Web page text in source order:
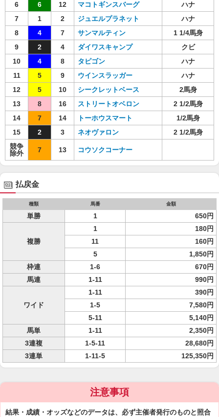
6
6 12 マコトギンスバーグ
ハナ
7
1 2 ジュエルプラネット
ハナ
8
4 7 サンマルティン
1 1/4馬身
9
2 4 ダイワスキャンプ
クビ
10
4 8 タピゴン
ハナ
11
5 9 ウインスラッガー
ハナ
12
5 10 シークレットベース
2馬身
13
8 16 ストリートオベロン
2 1/2馬身
14
7 14 トーホウスマート
1/2馬身
15
2 3 ネオヴァロン
2 1/2馬身
競争
除外
7 13 コウソクコーナー
払戻金
種類 馬番 金額
単勝 1 650円
複勝
1
180円
11
160円
5
1,850円
枠連
1-6
670円
馬連
1-11 990円
ワイド
1-11
390円
1-5
7,580円
5-11
5,140円
馬単
1-11
2,350円
3連複
1-5-11
28,680円
3連単
1-11-5 125,350円
注意事項
結果・成績・オッズなどのデータは、必ず主催者発行のものと照合